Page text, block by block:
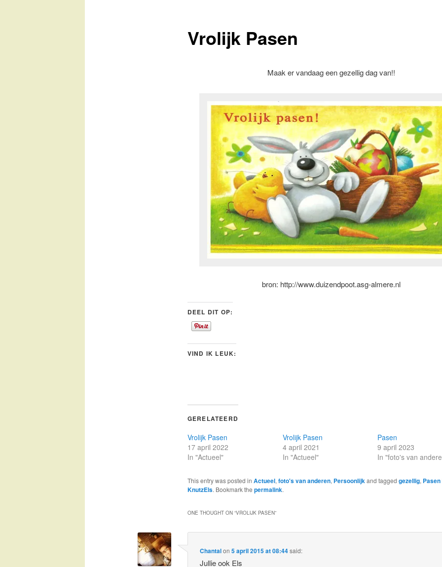
Vrolijk Pasen
Maak er vandaag een gezellig dag van!!
bron: http://www.duizendpoot.asg-almere.nl
DEEL DIT OP:
VIND IK LEUK:
GERELATEERD
Vrolijk Pasen
17 april 2022
In "Actueel"
Vrolijk Pasen
4 april 2021
In "Actueel"
Pasen
9 april 2023
In "foto's van
This entry was posted in Actueel, foto's van anderen, Persoonlijkand tagged gezellig, Pasen
KnutzEls. Bookmark the permalink.
ONE THOUGHT ON “VROLIJK PASEN”
Chantalon5 april 2015 at 08:44said:
Jullie ook Els